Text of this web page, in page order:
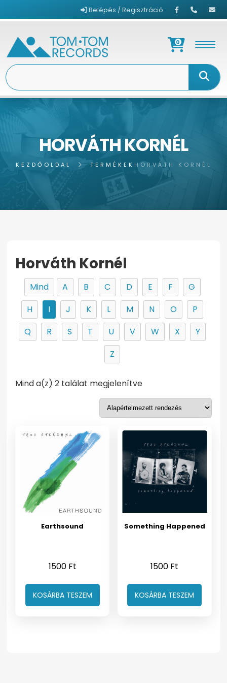
Belépés / Regisztráció
0
HORVÁTH KORNÉL
KEZDŐOLDAL TERMÉKEK HORVÁTH KORNÉL
Horváth Kornél
Mind A B C D E F
G
H
I J K L M N O
P
Q
R S T U V W X
Y
Z
Mind a(z) 2 találat megjelenítve
Earthsound
1500 Ft
KOSÁRBA TESZEM
Something Happened
1500 Ft
KOSÁRBA TESZEM